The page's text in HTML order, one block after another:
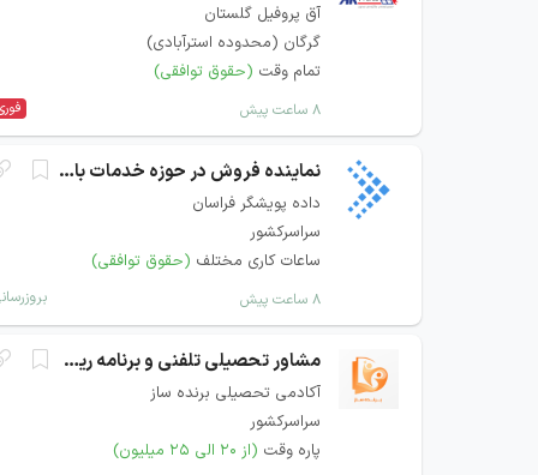
آق پروفیل گلستان
گرگان (محدوده استرآبادی)
تمام وقت (حقوق توافقی)
۸ ساعت پیش
نماینده فروش در حوزه خدمات بانکی و پرداخت
داده پویشگر فراسان
سراسرکشور
ساعات کاری مختلف (حقوق توافقی)
۸ ساعت پیش
مشاور تحصیلی تلفنی و برنامه ریزی
آکادمی تحصیلی برنده ساز
سراسرکشور
پاره وقت (از ۲۰ الی ۲۵ میلیون)